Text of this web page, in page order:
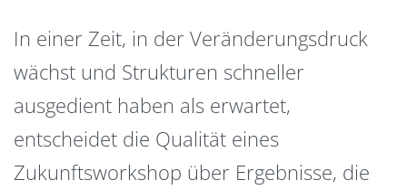
In einer Zeit, in der Veränderungsdruck
wächst und Strukturen schneller
ausgedient haben als erwartet,
entscheidet die Qualität eines
Zukunftsworkshop über Ergebnisse, die